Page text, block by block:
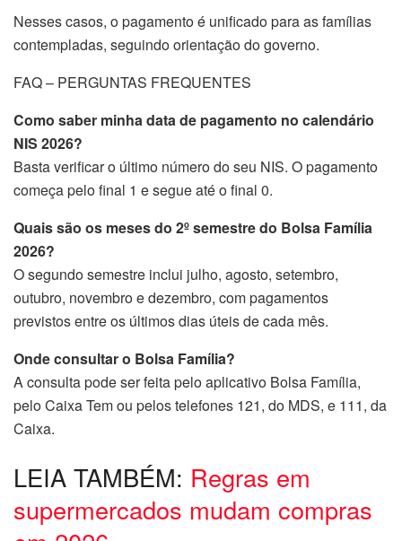
Nesses casos, o pagamento é unificado para as famílias
contempladas, seguindo orientação do governo.
FAQ – PERGUNTAS FREQUENTES
Como saber minha data de pagamento no calendário
NIS 2026?
Basta verificar o último número do seu NIS. O pagamento
começa pelo final 1 e segue até o final 0.
Quais são os meses do 2º semestre do Bolsa Família
2026?
O segundo semestre inclui julho, agosto, setembro,
outubro, novembro e dezembro, com pagamentos
previstos entre os últimos dias úteis de cada mês.
Onde consultar o Bolsa Família?
A consulta pode ser feita pelo aplicativo Bolsa Família,
pelo Caixa Tem ou pelos telefones 121, do MDS, e 111, da
Caixa.
LEIA TAMBÉM: Regras em
supermercados mudam compras